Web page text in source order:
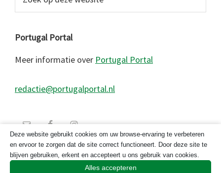
website
Portugal Portal
Meer informatie over Portugal Portal
redactie@portugalportal.nl
Deze website gebruikt cookies om uw browse-ervaring te verbeteren
en ervoor te zorgen dat de site correct functioneert. Door deze site te
blijven gebruiken, erkent en accepteert u ons gebruik van cookies.
Alles accepteren